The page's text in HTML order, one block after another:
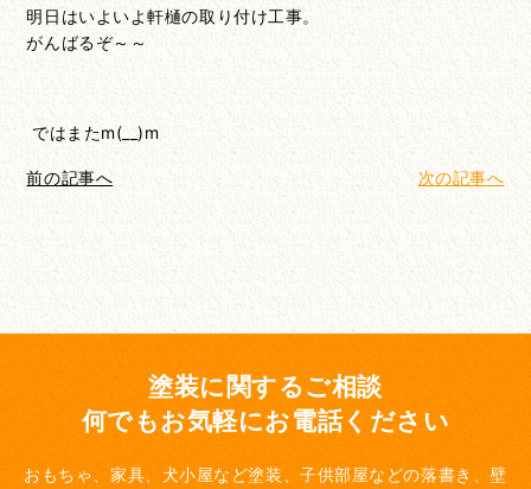
明日はいよいよ軒樋の取り付け工事。
がんばるぞ～～
ではまたm(__)m
前の記事へ 次の記事へ
塗装に関するご相談
何でもお気軽にお電話ください
おもちゃ、家具、犬小屋など塗装、子供部屋などの落書き、壁